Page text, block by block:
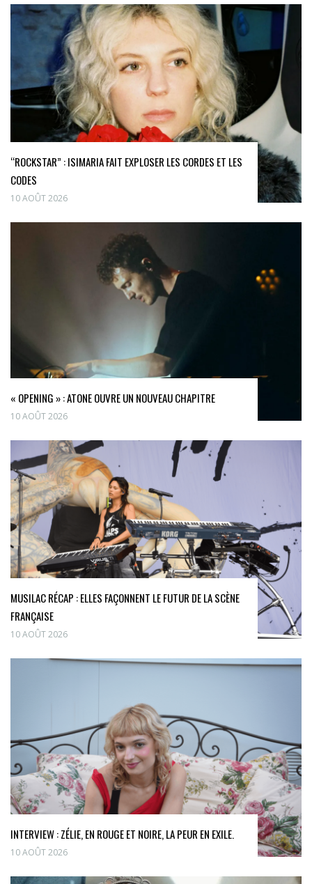
“ROCKSTAR” : ISIMARIA FAIT EXPLOSER LES CORDES ET LES
CODES
10 AOÛT 2026
« OPENING » : ATONE OUVRE UN NOUVEAU CHAPITRE
10 AOÛT 2026
MUSILAC RÉCAP : ELLES FAÇONNENT LE FUTUR DE LA SCÈNE
FRANÇAISE
10 AOÛT 2026
INTERVIEW : ZÉLIE, EN ROUGE ET NOIRE, LA PEUR EN EXILE.
10 AOÛT 2026